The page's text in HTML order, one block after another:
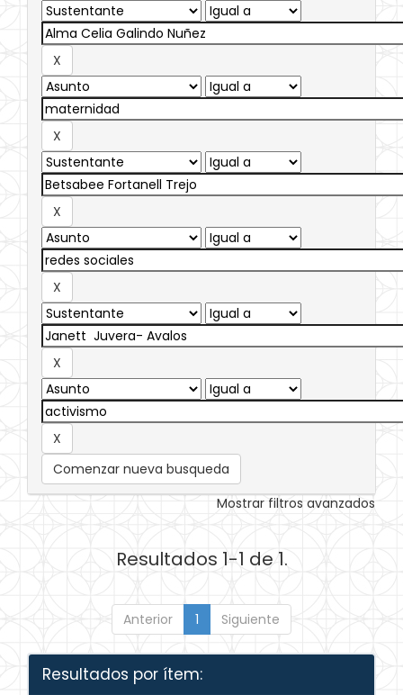
Comenzar nueva busqueda
Mostrar filtros avanzados
Resultados 1-1 de 1.
Anterior 1 Siguiente
Resultados por ítem: